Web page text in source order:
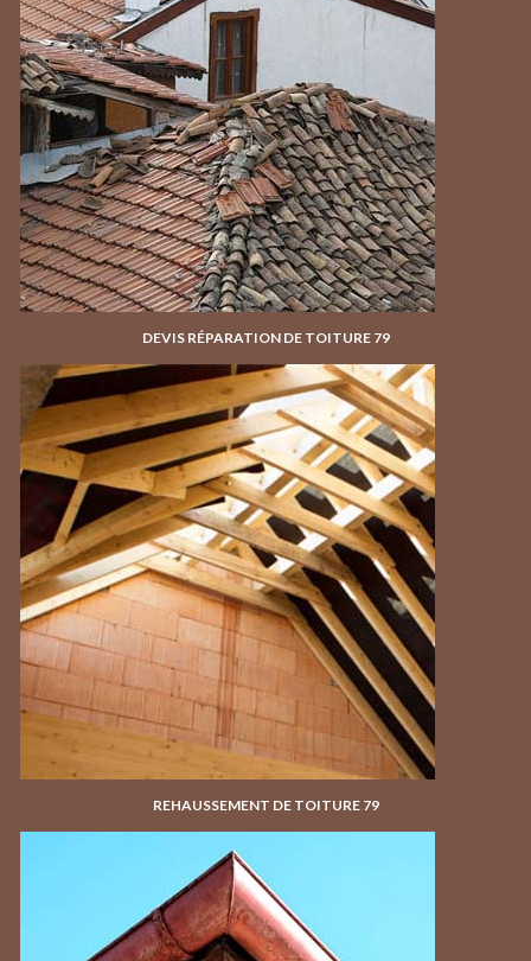
DEVIS RÉPARATION DE TOITURE 79
REHAUSSEMENT DE TOITURE 79